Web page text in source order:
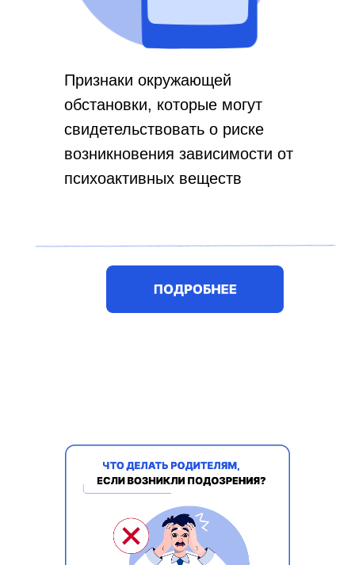
Признаки окружающей
обстановки, которые могут
свидетельствовать о риске
возникновения зависимости от
психоактивных веществ